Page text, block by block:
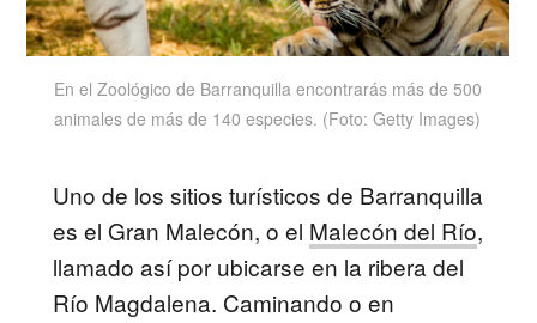
En el Zoológico de Barranquilla encontrarás más de 500
animales de más de 140 especies. (Foto: Getty Images)
Uno de los sitios turísticos de Barranquilla
es el Gran Malecón, o el Malecón del Río,
llamado así por ubicarse en la ribera del
Río Magdalena. Caminando o en